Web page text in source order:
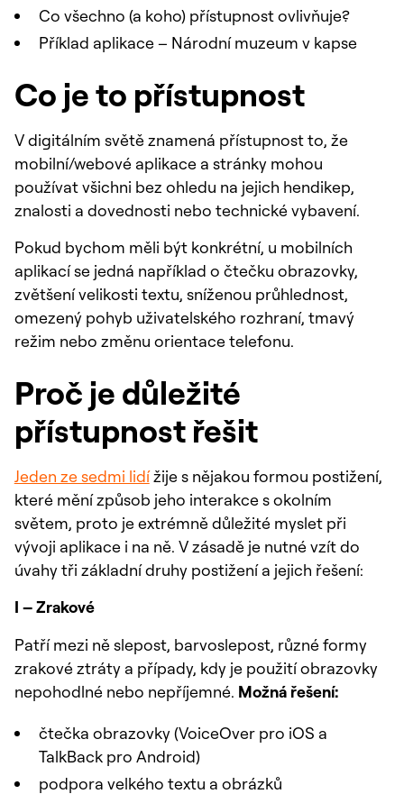
Co všechno (a koho) přístupnost ovlivňuje?
Příklad aplikace – Národní muzeum v kapse
Co je to přístupnost
V digitálním světě znamená přístupnost to, že
mobilní/webové aplikace a stránky mohou
používat všichni bez ohledu na jejich hendikep,
znalosti a dovednosti nebo technické vybavení.
Pokud bychom měli být konkrétní, u mobilních
aplikací se jedná například o čtečku obrazovky,
zvětšení velikosti textu, sníženou průhlednost,
omezený pohyb uživatelského rozhraní, tmavý
režim nebo změnu orientace telefonu.
Proč je důležité
přístupnost řešit
Jeden ze sedmi lidížije s nějakou formou postižení,
které mění způsob jeho interakce s okolním
světem, proto je extrémně důležité myslet při
vývoji aplikace i na ně. V zásadě je nutné vzít do
úvahy tři základní druhy postižení a jejich řešení:
I – Zrakové
Patří mezi ně slepost, barvoslepost, různé formy
zrakové ztráty a případy, kdy je použití obrazovky
nepohodlné nebo nepříjemné. Možná řešení:
čtečka obrazovky (VoiceOver pro iOS a
TalkBack pro Android)
podpora velkého textu a obrázků